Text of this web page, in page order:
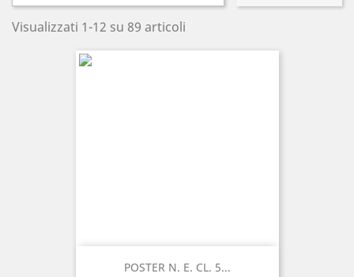
Visualizzati 1-12 su 89 articoli
POSTER N. E. CL. 5...